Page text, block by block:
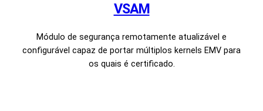
VSAM
Módulo de segurança remotamente atualizável e
configurável capaz de portar múltiplos kernels EMV para
os quais é certificado.